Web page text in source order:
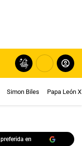
Simon Biles Papa León
en